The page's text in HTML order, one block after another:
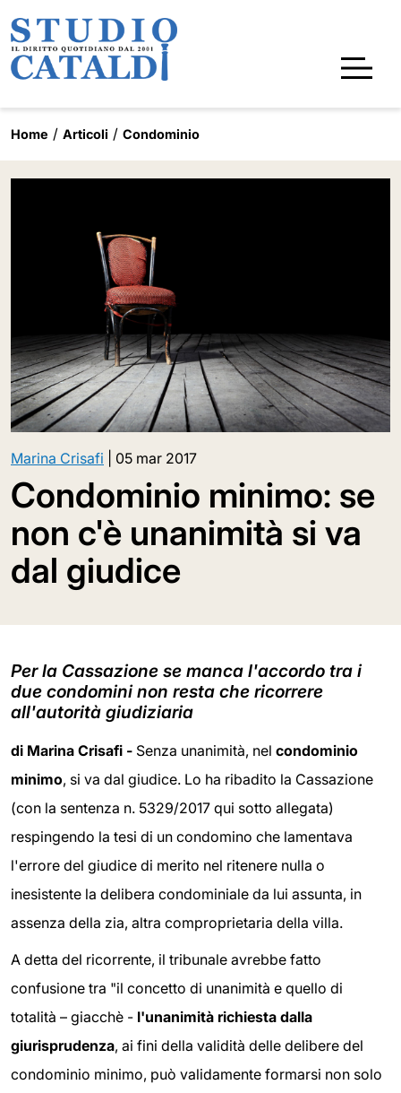
Home Articoli Condominio
Marina Crisafi 05 mar 2017
Condominio minimo: se
non c'è unanimità si va
dal giudice
Per la Cassazione se manca l'accordo tra i
due condomini non resta che ricorrere
all'autorità giudiziaria
di Marina Crisafi - Senza unanimità, nel condominio
minimo, si va dal giudice. Lo ha ribadito la Cassazione
(con la sentenza n. 5329/2017 qui sotto allegata)
respingendo la tesi di un condomino che lamentava
l'errore del giudice di merito nel ritenere nulla o
inesistente la delibera condominiale da lui assunta, in
assenza della zia, altra comproprietaria della villa.
A detta del ricorrente, il tribunale avrebbe fatto
confusione tra "il concetto di unanimità e quello di
totalità – giacchè - l'unanimità richiesta dalla
giurisprudenza, ai fini della validità delle delibere del
condominio minimo, può validamente formarsi non solo